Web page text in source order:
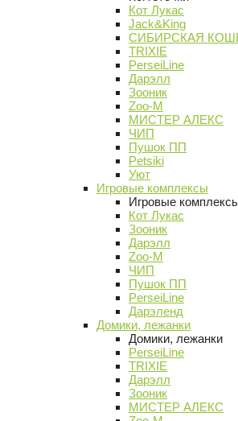
Кот Лукас
Jack&King
СИБИРСКАЯ
TRIXIE
PerseiLine
Дарэлл
Зооник
Zoo-M
МИСТЕР АЛЕКС
ЧИП
Пушок ПП
Petsiki
Уют
Игровые комплексы
Игровые
Кот Лукас
Зооник
Дарэлл
Zoo-M
ЧИП
Пушок ПП
PerseiLine
Дарэленд
Домики, лежанки
Домики, лежанки
PerseiLine
TRIXIE
Дарэлл
Зооник
МИСТЕР АЛЕКС